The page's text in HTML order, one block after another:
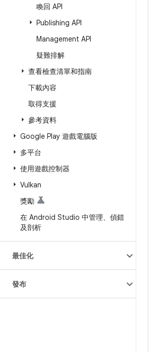
喚回 API
Publishing API
Management API
疑難排解
查看檢查清單和指南
下載內容
取得支援
參考資料
Google Play 遊戲電腦版
多平台
使用遊戲控制器
Vulkan
獎勵
在 Android Studio 中管理、偵錯
及剖析
最佳化
發布